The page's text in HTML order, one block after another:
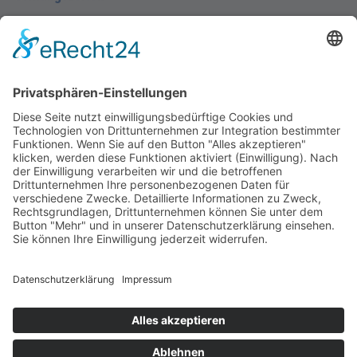
Montag - Donnerstag
09.00 Uhr – 12.00 Uhr
Freitag
09.00 – 12.00 Uhr
Von Juni bis einschließlich 2. Samstag im September
zusätzlich:
Freitag 15.00 - 17.00 Uhr
Samstag 10.00 - 12.00 Uhr
geschlossen.